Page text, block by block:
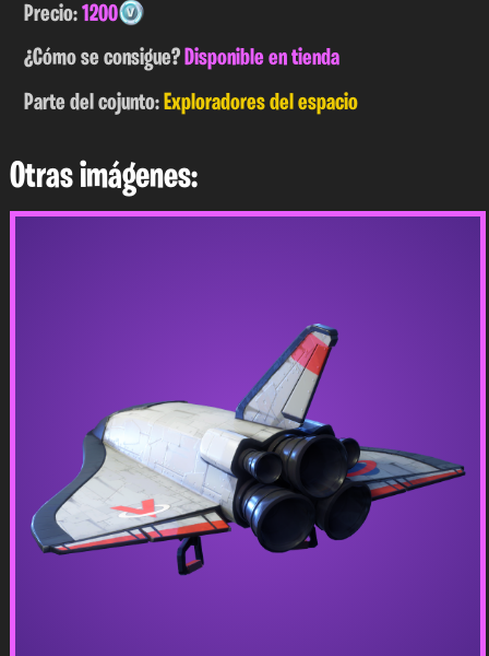
Precio:1200
¿Cómo se consigue?Disponible en tienda
Parte del cojunto:Exploradores del espacio
Otras imágenes: